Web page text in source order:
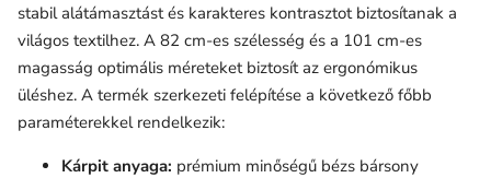
stabil alátámasztást és karakteres kontrasztot biztosítanak a
világos textilhez. A 82 cm-es szélesség és a 101 cm-es
magasság optimális méreteket biztosít az ergonómikus
üléshez. A termék szerkezeti felépítése a következő főbb
paraméterekkel rendelkezik:
Kárpit anyaga: prémium minőségű bézs bársony